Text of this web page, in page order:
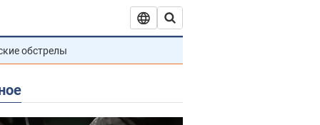
обстрелы